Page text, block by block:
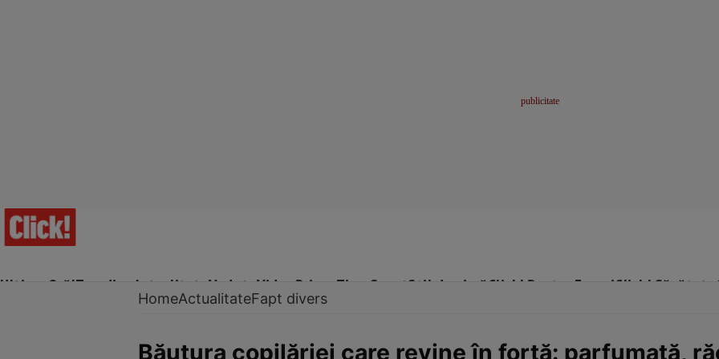
Ultima Oră!Trending Actualitate Vedete Video Prime Time SportStil de viațăClick! Pentru FemeiClick! Sănătate
HomeActualitateFapt divers
Băutura copilăriei care revine în forță: parfumată,